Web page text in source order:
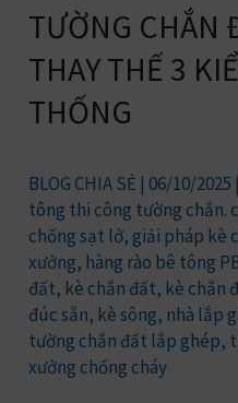
TƯỜNG CHẮN
THAY THẾ 3
THỐNG
BLOG CHIA SẺ | 06/10/2025 |
tông thi công tường chắn.
chống sạt lở, giải pháp kè
xưởng, hàng rào bê tông
đất, kè chắn đất, kè chắn
đúc sẵn, kè sông, nhà lắp
tường chắn đất lắp ghép,
xưởng chống cháy
ĐẤT
GHÉP
THAY
3
KIỂU
LÀM
TRUYỀN
THỐNG